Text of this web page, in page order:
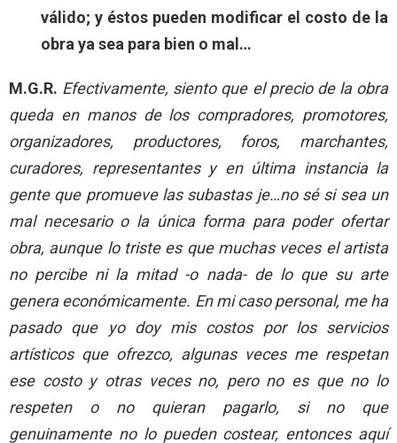
válido; y éstos pueden modificar el costo de la
obra ya sea para bien o mal…
M.G.R. Efectivamente, siento que el precio de la obra
queda en manos de los compradores, promotores,
organizadores, productores, foros, marchantes,
curadores, representantes y en última instancia la
gente que promueve las subastas je…no sé si sea un
mal necesario o la única forma para poder ofertar
obra, aunque lo triste es que muchas veces el artista
no percibe ni la mitad -o nada- de lo que su arte
genera económicamente. En mi caso personal, me ha
pasado que yo doy mis costos por los servicios
artísticos que ofrezco, algunas veces me respetan
ese costo y otras veces no, pero no es que no lo
respeten o no quieran pagarlo, si no que
genuinamente no lo pueden costear, entonces aquí